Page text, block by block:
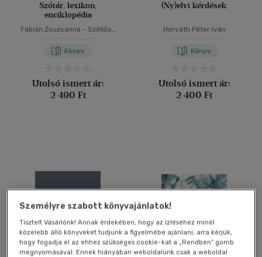
Nyelv szerint
Magyar(143)
Angol(10)
Német(2)
(1)
(2)
(2214)
Szótár, lexikon,
enciklopédia
Fábián Zsuzsanna - Szöllősy
Könyv
Utolsó ismert ár:
2 490 Ft
(Ny)elvi kérdések
Horváth Péter Iván
Könyv
Utolsó ismert ár:
2 400 Ft
Személyre szabott könyvajánlatok!
Tisztelt Vásárlónk! Annak érdekében, hogy az ízléséhez minél
közelebb álló könyveket tudjunk a figyelmébe ajánlani, arra kérjük,
hogy fogadja el az ehhez szükséges cookie-kat a „Rendben” gomb
megnyomásával. Ennek hiányában weboldalunk csak a weboldal